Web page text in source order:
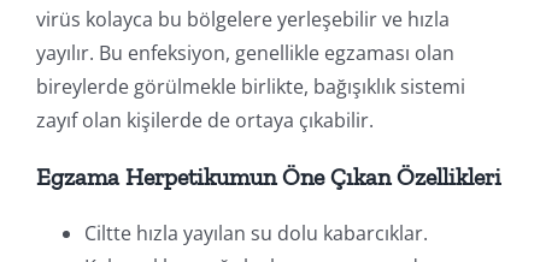
virüs kolayca bu bölgelere yerleşebilir ve hızla
yayılır. Bu enfeksiyon, genellikle egzaması olan
bireylerde görülmekle birlikte, bağışıklık sistemi
zayıf olan kişilerde de ortaya çıkabilir.
Egzama Herpetikumun Öne Çıkan Özellikleri
Ciltte hızla yayılan su dolu kabarcıklar.